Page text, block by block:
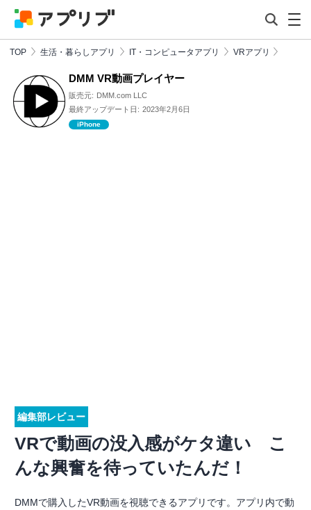
TOP 生活・暮らしアプリ IT・コンピュータアプリ VRアプリ
DMM VR動画プレイヤー
販売元: DMM.com LLC
最終アップデート日: 2023年2月6日
iPhone
編集部レビュー
VRで動画の没入感がケタ違い こ
んな興奮を待っていたんだ！
DMMで購入したVR動画を視聴できるアプリです。アプリ内で動